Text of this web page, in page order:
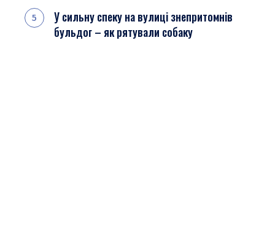
У сильну спеку на вулиці знепритомнів
бульдог – як рятували собаку